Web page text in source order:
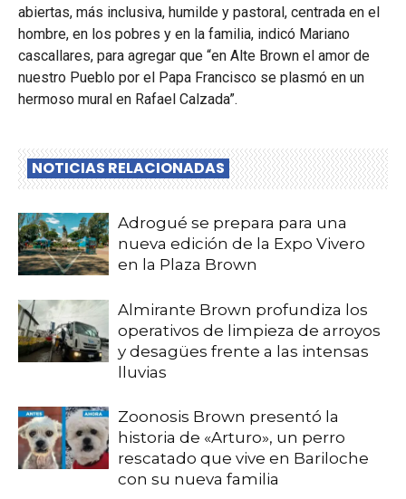
abiertas, más inclusiva, humilde y pastoral, centrada en el
hombre, en los pobres y en la familia, indicó Mariano
cascallares, para agregar que “en Alte Brown el amor de
nuestro Pueblo por el Papa Francisco se plasmó en un
hermoso mural en Rafael Calzada”.
NOTICIAS RELACIONADAS
Adrogué se prepara para una
nueva edición de la Expo Vivero
en la Plaza Brown
Almirante Brown profundiza los
operativos de limpieza de arroyos
y desagües frente a las intensas
lluvias
Zoonosis Brown presentó la
historia de «Arturo», un perro
rescatado que vive en Bariloche
con su nueva familia